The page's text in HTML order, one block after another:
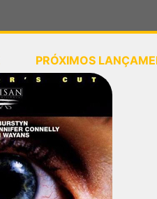
sua localização
PRÓXIMOS